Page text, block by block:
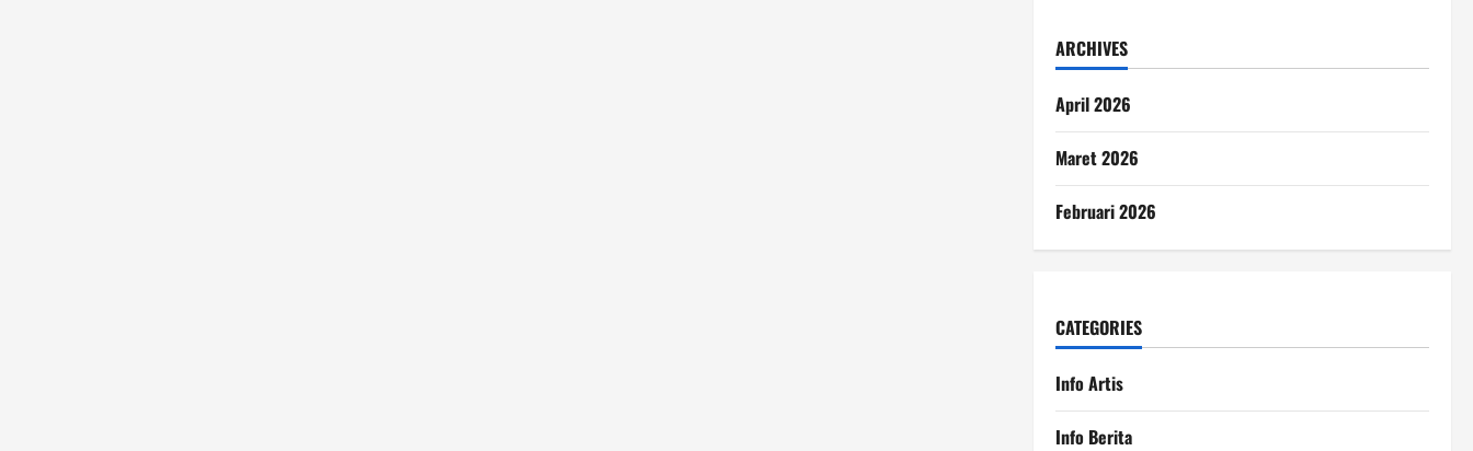
ARCHIVES
April 2026
Maret 2026
Februari 2026
CATEGORIES
Info Artis
Info Berita